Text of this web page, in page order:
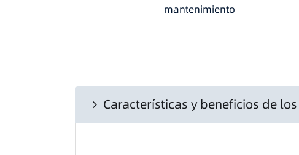
mantenimiento
Características y beneficios de